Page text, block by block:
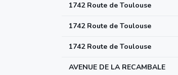
1742 Route de Toulouse
1742 Route de Toulouse
1742 Route de Toulouse
AVENUE DE LA RECAMBALE